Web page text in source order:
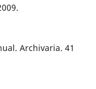
Archivaria. 41